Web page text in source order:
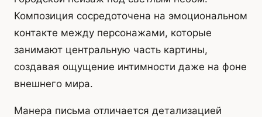
Композиция сосредоточена на эмоциональном
контакте между персонажами, которые
занимают центральную часть картины,
создавая ощущение интимности даже на фоне
внешнего мира.
Манера письма отличается детализацией